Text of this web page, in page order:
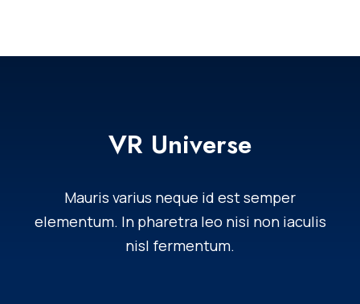
VR Universe
Mauris varius neque id est semper
elementum. In pharetra leo nisi non iaculis
nisl fermentum.